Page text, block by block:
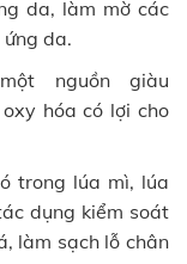
da, làm mờ các
da.
nguồn giàu
hóa có lợi cho
trong lúa mì, lúa
dụng kiểm soát
làm sạch lỗ chân